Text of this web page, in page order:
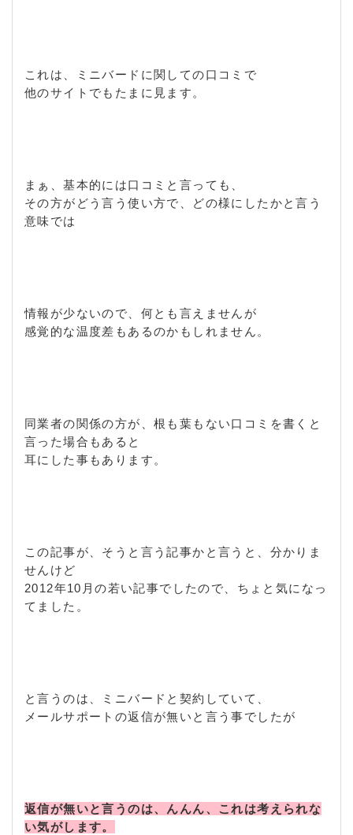
これは、ミニバードに関しての口コミで
他のサイトでもたまに見ます。
まぁ、基本的には口コミと言っても、
その方がどう言う使い方で、どの様にしたかと言う
意味では
情報が少ないので、何とも言えませんが
感覚的な温度差もあるのかもしれません。
同業者の関係の方が、根も葉もない口コミを書くと
言った場合もあると
耳にした事もあります。
この記事が、そうと言う記事かと言うと、分かりま
せんけど
2012年10月の若い記事でしたので、ちょと気になっ
てました。
と言うのは、ミニバードと契約していて、
メールサポートの返信が無いと言う事でしたが
返信が無いと言うのは、んんん、これは考えられな
い気がします。